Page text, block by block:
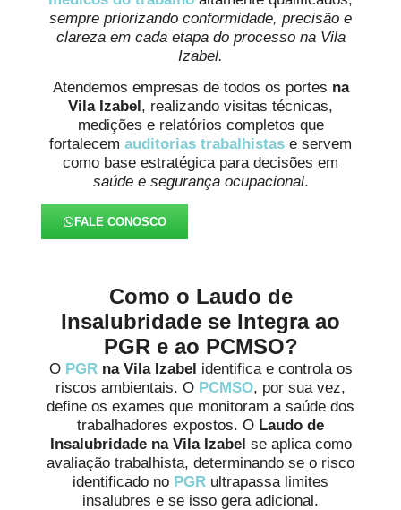
sempre priorizando conformidade, precisão e
clareza em cada etapa do processo na Vila
Izabel.
Atendemos empresas de todos os portes na
Vila Izabel, realizando visitas técnicas,
medições e relatórios completos que
fortalecem auditorias trabalhistas e servem
como base estratégica para decisões em
saúde e segurança ocupacional.
FALE CONOSCO
Como o Laudo de
Insalubridade se Integra ao
PGR e ao PCMSO?
O PGRna Vila Izabel identifica e controla os
riscos ambientais. O PCMSO, por sua vez,
define os exames que monitoram a saúde dos
trabalhadores expostos. O Laudo de
Insalubridade na Vila Izabel se aplica como
avaliação trabalhista, determinando se o risco
identificado no PGR ultrapassa limites
insalubres e se isso gera adicional.